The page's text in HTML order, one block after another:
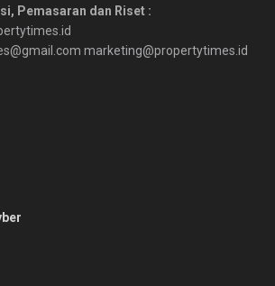
Pemasaran dan Riset :
marketing@propertytimes.id